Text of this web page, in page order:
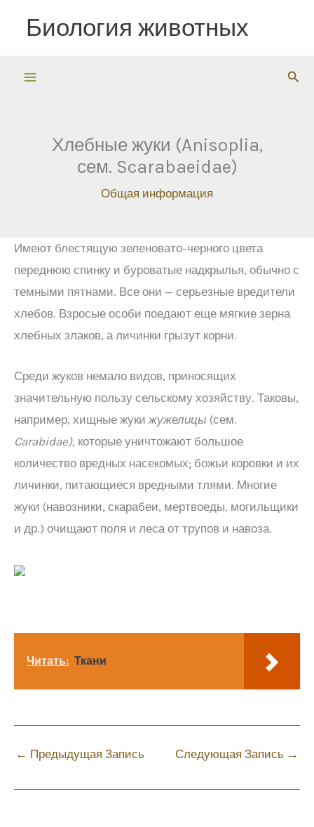
Биология животных
Хлебные жуки (Anisoplia,
сем. Scarabaeidae)
Общая информация
Имеют блестящую зеленовато-черного цвета
переднюю спинку и буроватые надкрылья, обычно с
темными пятнами. Все они — серьезные вредители
хлебов. Взросые особи поедают еще мягкие зерна
хлебных злаков, а личинки грызут корни.
Среди жуков немало видов, приносящих
значительную пользу сельскому хозяйству. Таковы,
например, хищные жукижужелицы (сем.
Carabidae), которые уничтожают большое
количество вредных насекомых; божьи коровки и их
личинки, питающиеся вредными тлями. Многие
жуки (навозники, скарабеи, мертвоеды, могильщики
и др.) очищают поля и леса от трупов и навоза.
Читать: Ткани
← Предыдущая Запись Следующая Запись →